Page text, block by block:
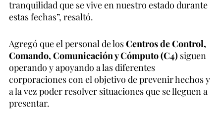
tranquilidad que se vive en nuestro estado durante
estas fechas”, resaltó.
Agregó que el personal de losCentros de Control,
Comando, Comunicación y Cómputo (C4) siguen
operando y apoyando a las diferentes
corporaciones con el objetivo de prevenir hechos y
a la vez poder resolver situaciones que se lleguen a
presentar.
¡Entérate antes que nadie!
Suscríbete al boletín deNación Norteña y recibe las
noticias más importantes del norte directo en tu correo